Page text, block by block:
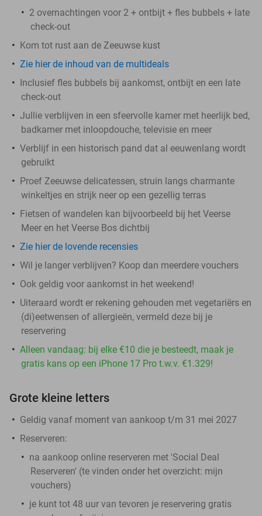
2 overnachtingen voor 2 + ontbijt + fles bubbels + late
check-out
Kom tot rust aan de Zeeuwse kust
Zie hier de inhoud van de multideals
Inclusief fles bubbels bij aankomst, ontbijt en een late
check-out
Jullie verblijven in een sfeervolle kamer met heerlijk bed,
badkamer met inloopdouche, televisie en meer
Verblijf in een historisch pand dat al eeuwenlang wordt
gebruikt
Proef Zeeuwse delicatessen, struin langs charmante
winkeltjes en strijk neer op een gezellig terras
Fietsen of wandelen kan bijvoorbeeld bij het Veerse
Meer en het Veerse Bos dichtbij
Zie hier de lovende recensies
Wil je langer verblijven? Koop dan meerdere vouchers
Ook geldig voor aankomst in het weekend!
Uiteraard wordt er rekening gehouden met vegetariërs en
(di)eetwensen of allergieën, vermeld deze bij je
reservering
Alleen vandaag: bij elke €10 die je besteedt, maak je
gratis kans op een iPhone 17 Pro t.w.v. €1.329!
Grote kleine letters
Geldig vanaf moment van aankoop t/m 31 mei 2027
Reserveren:
na aankoop online reserveren met 'Social Deal
Reserveren' (te vinden onder het overzicht: mijn
vouchers)
je kunt tot 48 uur van tevoren je reservering gratis